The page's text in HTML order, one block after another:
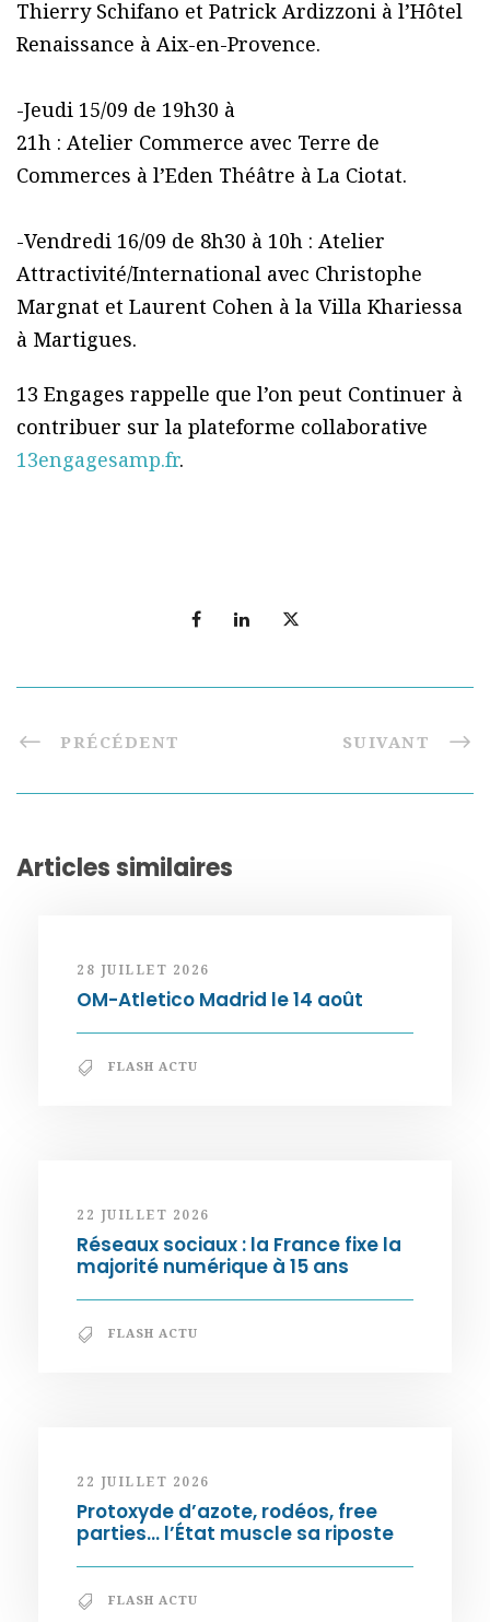
Thierry Schifano et Patrick Ardizzoni à l’Hôtel
Renaissance à Aix-en-Provence.
-Jeudi 15/09 de 19h30 à
21h : Atelier Commerce avec Terre de
Commerces à l’Eden Théâtre à La Ciotat.
-Vendredi 16/09 de 8h30 à 10h : Atelier
Attractivité/International avec Christophe
Margnat et Laurent Cohen à la Villa Khariessa
à Martigues.
13 Engages rappelle que l’on peut Continuer à
contribuer sur la plateforme collaborative
13engagesamp.fr.
PRÉCÉDENT SUIVANT
Articles similaires
28 JUILLET 2026
OM-Atletico Madrid le 14 août
FLASH ACTU
22 JUILLET 2026
Réseaux sociaux : la France fixe la
majorité numérique à 15 ans
FLASH ACTU
22 JUILLET 2026
Protoxyde d’azote, rodéos, free
parties… l’État muscle sa riposte
FLASH ACTU